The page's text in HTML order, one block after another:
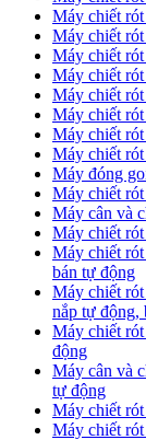
Máy chiết
Máy chiết
Máy chiết
Máy chiết
Máy chiết
Máy chiết
Máy chiết
Máy chiết
Máy đóng
Máy chiết
Máy cân và
Máy chiết
Máy chiết
bán tự động
Máy chiết
nắp tự động,
Máy chiết
động
Máy cân và
tự động
Máy chiết
Máy chiết